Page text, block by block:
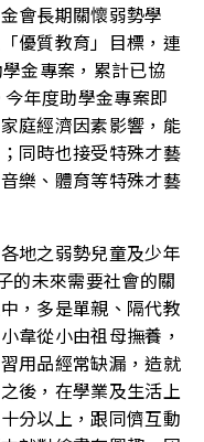
會長期關懷弱勢學
優質教育」目標，連
金專案，累計已協
年度助學金專案即
庭經濟因素影響，能
同時也接受特殊才藝
樂、體育等特殊才藝
地之弱勢兒童及少年
的未來需要社會的關
，多是單親、隔代教
韋從小由祖母撫養，
用品經常缺漏，造就
後，在學業及生活上
分以上，跟同儕互動